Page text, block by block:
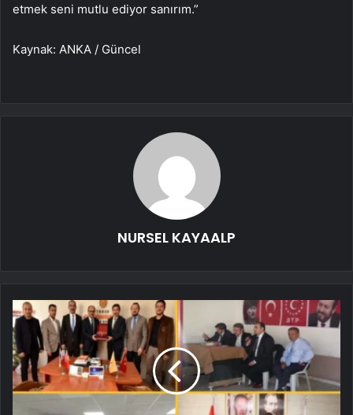
etmek seni mutlu ediyor sanırım.”
Kaynak: ANKA / Güncel
NURSEL KAYAALP